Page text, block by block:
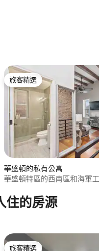
獲得 4.94 的平均評分（滿分
獲得 4.98 的平均評分（滿
旅客精選
旅客精選
華盛頓的私有公寓
華盛頓特區的西南區和海軍
住的房源
旅客精選